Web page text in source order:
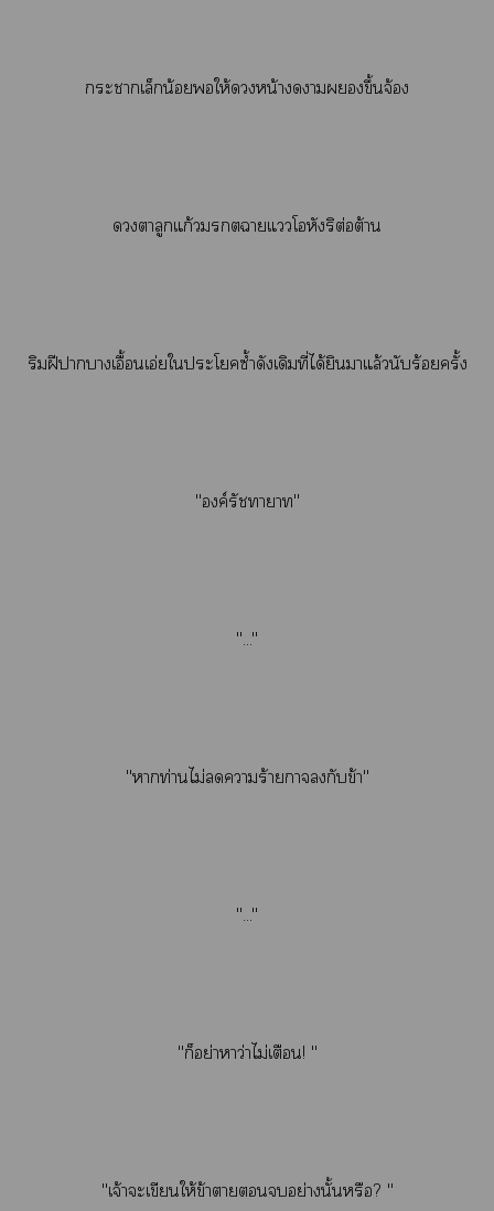
ะาเล็กน้อยให้หน้าาขึ้นจ้อง
ตาลูกแก้วาแโอหังริต่อต้าน
ริมฝีาาเอื้อนเอ่ยใะโซ้ำดังเดิมที่ได้ยินาแล้วนับร้อยครั้ง
"องค์รัชทายาท"
"..."
"าท่านไม่าร้ายกาจกับข้า"
"..."
"ก็อย่าหาว่าไม่เตือน! "
"เจ้าะเขียนให้ข้าาอย่างนั้นหรือ? "